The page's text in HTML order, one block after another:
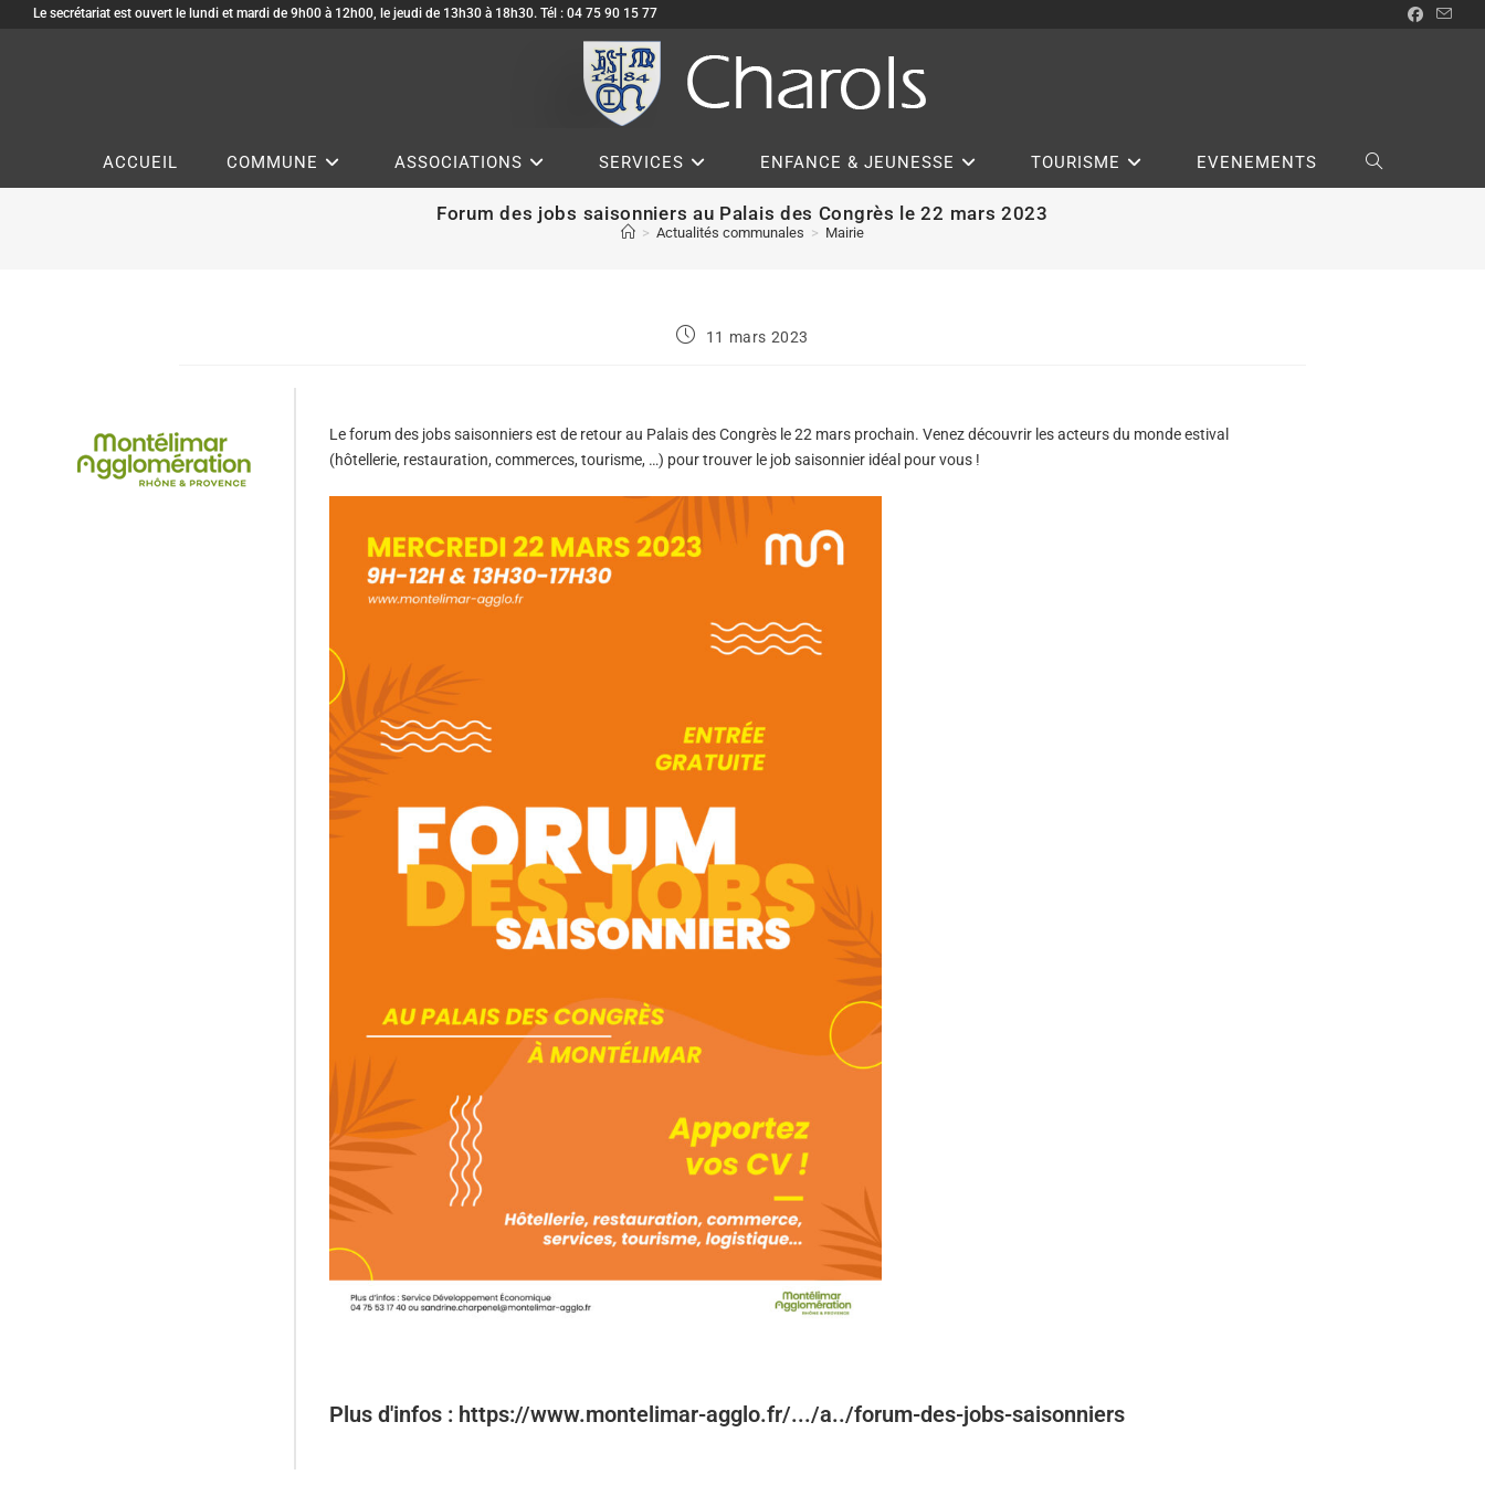
Le secrétariat est ouvert le lundi et mardi de 9h00 à 12h00, le jeudi de 13h30 à 18h30. Tél : 04 75 90 15 77
ACCUEIL COMMUNE ASSOCIATIONS SERVICES ENFANCE & JEUNESSE TOURISME EVENEMENTS
Forum des jobs saisonniers au Palais des Congrès le 22 mars 2023
> Actualités communales > Mairie
11 mars 2023
Le forum des jobs saisonniers est de retour au Palais des Congrès le 22 mars prochain. Venez découvrir les acteurs du monde estival
(hôtellerie, restauration, commerces, tourisme, …) pour trouver le job saisonnier idéal pour vous !
Plus d'infos : https://www.montelimar-agglo.fr/.../a../forum-des-jobs-saisonniers